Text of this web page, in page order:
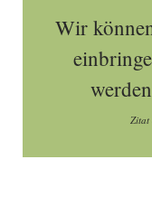
Wir
Zitat